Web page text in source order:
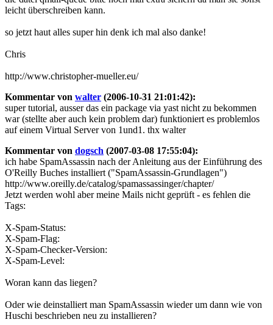
leicht überschreiben kann.
so jetzt haut alles super hin denk ich mal also danke!
Chris
http://www.christopher-mueller.eu/
Kommentar von walter (2006-10-31 21:01:42):
super tutorial, ausser das ein package via yast nicht zu bekommen
war (stellte aber auch kein problem dar) funktioniert es problemlos
auf einem Virtual Server von 1und1. thx walter
Kommentar von dogsch (2007-03-08 17:55:04):
ich habe SpamAssassin nach der Anleitung aus der Einführung des
O'Reilly Buches installiert ("SpamAssassin-Grundlagen")
http://www.oreilly.de/catalog/spamassassinger/chapter/
Jetzt werden wohl aber meine Mails nicht geprüft - es fehlen die
Tags:
X-Spam-Status:
X-Spam-Flag:
X-Spam-Checker-Version:
X-Spam-Level:
Woran kann das liegen?
Oder wie deinstalliert man SpamAssassin wieder um dann wie von
Huschi beschrieben neu zu installieren?